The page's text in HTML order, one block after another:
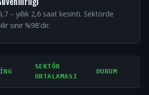
– yıllık 2,6 saat kesinti. Sektörde
sınır %98'dir.
SEKTÖR
ORTALAMASI
DURUM